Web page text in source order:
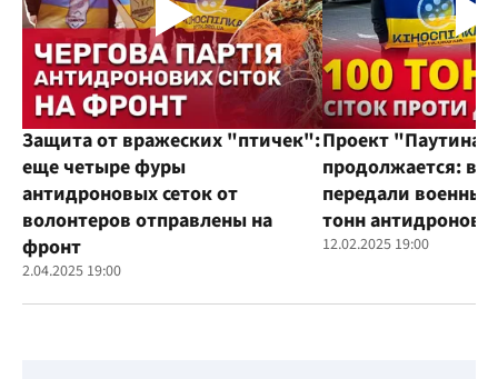
Защита от вражеских "птичек":
еще четыре фуры
антидроновых сеток от
волонтеров отправлены на
фронт
2.04.2025 19:00
Проект "Паутина"
продолжается:
передали
тонн
12.02.2025 19:00